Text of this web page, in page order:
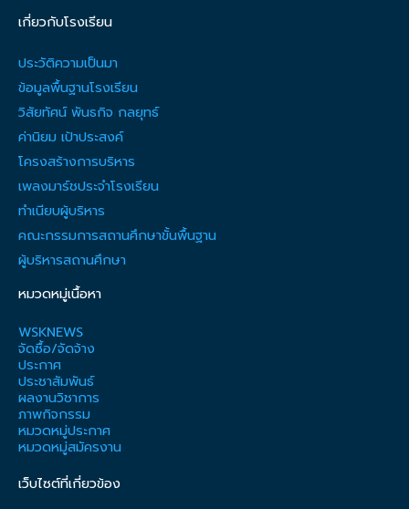
เกี่ยวกับโรงเรียน
ประวัติความเป็นมา
ข้อมูลพื้นฐานโรงเรียน
วิสัยทัศน์ พันธกิจ กลยุทธ์
ค่านิยม เป้าประสงค์
โครงสร้างการบริหาร
เพลงมาร์ชประจำโรงเรียน
ทำเนียบผู้บริหาร
คณะกรรมการสถานศึกษาขั้นพื้นฐาน
ผู้บริหารสถานศึกษา
หมวดหมู่เนื้อหา
WSKNEWS
จัดซื้อ/จัดจ้าง
ประกาศ
ประชาสัมพันธ์
ผลงานวิชาการ
ภาพกิจกรรม
หมวดหมู่ประกาศ
หมวดหมู่สมัครงาน
เว็บไซต์ที่เกี่ยวข้อง